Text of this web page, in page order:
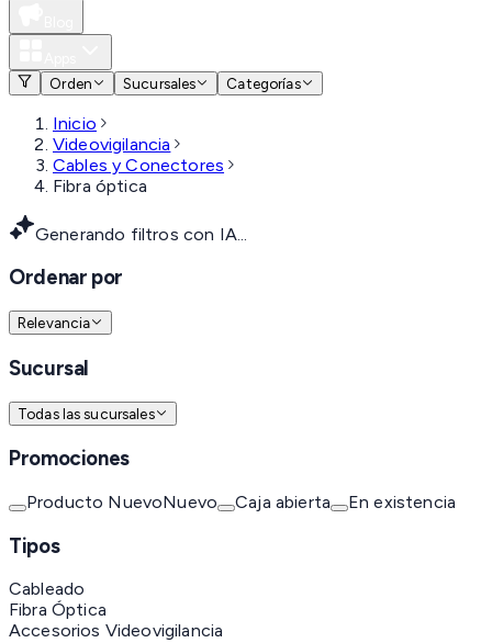
Orden
Sucursales Categorías
Inicio
Videovigilancia
Cables y Conectores
Fibra óptica
Generando filtros con IA...
Ordenar por
Relevancia
Sucursal
Todas las sucursales
Promociones
Producto NuevoNuevo Caja abierta En existencia
Tipos
Cableado
Fibra Óptica
Accesorios Videovigilancia